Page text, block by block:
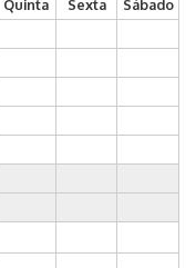
Quinta Sexta
Sábado